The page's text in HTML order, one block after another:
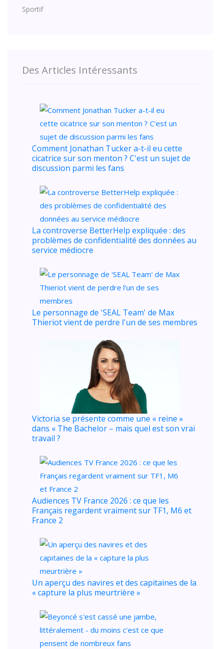
Sportif
Des Articles Intéressants
Comment Jonathan Tucker a-t-il eu cette
cicatrice sur son menton ? C'est un sujet de
discussion parmi les fans
La controverse BetterHelp expliquée : des
problèmes de confidentialité des données au
service médiocre
Le personnage de 'SEAL Team' de Max
Thieriot vient de perdre l'un de ses membres
Victoria se présente comme une « reine »
dans « The Bachelor – mais quel est son vrai
travail ?
Audiences TV France 2026 : ce que les
Français regardent vraiment sur TF1, M6 et
France 2
Un aperçu des navires et des capitaines de la
« capture la plus meurtrière »